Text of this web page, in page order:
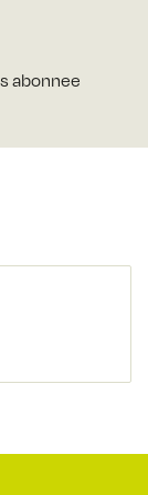
abonnee